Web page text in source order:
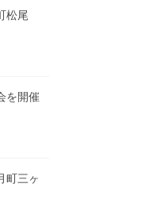
松尾
を開催
町三ヶ